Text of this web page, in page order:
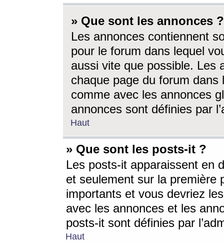
» Que sont les annonces ?
Les annonces contiennent
pour le forum dans lequel
aussi vite que possible. Les
chaque page du forum dans
comme avec les annonces
annonces sont définies par
Haut
» Que sont les posts-it ?
Les posts-it apparaissent en
et seulement sur la première
importants et vous devriez
avec les annonces et les
posts-it sont définies par
Haut